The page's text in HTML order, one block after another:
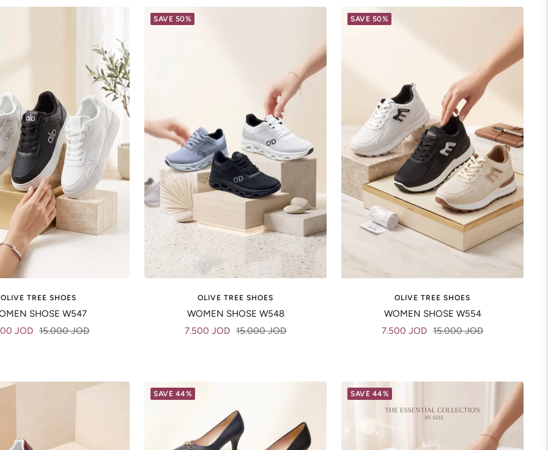
OLIVE TREE SHOES
SHOSE W547
JOD Regular
15.000 JOD
SAVE 50%
OLIVE TREE SHOES
WOMEN SHOSE W548
Sale
7.500 JOD Regular
15.000 JOD
SAVE 50%
OLIVE TREE SHOES
WOMEN SHOSE W554
Sale
7.500 JOD Regular
15.000 JOD
SAVE 44% SAVE 44%